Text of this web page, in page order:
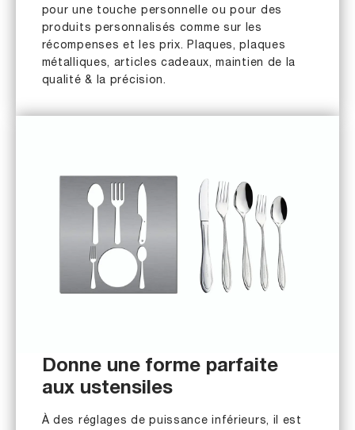
pour une touche personnelle ou pour des
produits personnalisés comme sur les
récompenses et les prix. Plaques, plaques
métalliques, articles cadeaux, maintien de la
qualité & la précision.
Donne une forme parfaite
aux ustensiles
À des réglages de puissance inférieurs, il est